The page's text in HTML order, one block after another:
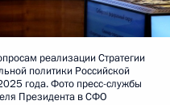
реализации Стратегии
политики Российской
года. Фото пресс-службы
Президента в СФО